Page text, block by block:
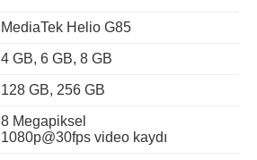
MediaTek Helio G85
4 GB, 6 GB, 8 GB
128 GB, 256 GB
8 Megapiksel
1080p@30fps video kaydı